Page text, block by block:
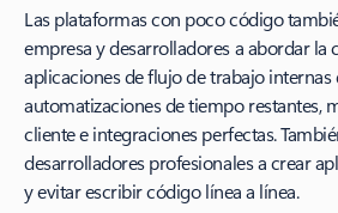
Las plataformas con poco código
empresa y desarrolladores a abordar la
aplicaciones de flujo de trabajo internas
automatizaciones de tiempo restantes,
cliente e integraciones perfectas.
desarrolladores profesionales a crear
y evitar escribir código línea a línea.